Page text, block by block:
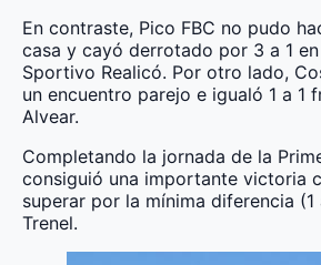
En contraste, Pico FBC no pudo
casa y cayó derrotado por 3 a 1
Sportivo Realicó. Por otro lado,
un encuentro parejo e igualó 1 a 1
Alvear.
Completando la jornada de la
consiguió una importante victoria
superar por la mínima diferencia
Trenel.